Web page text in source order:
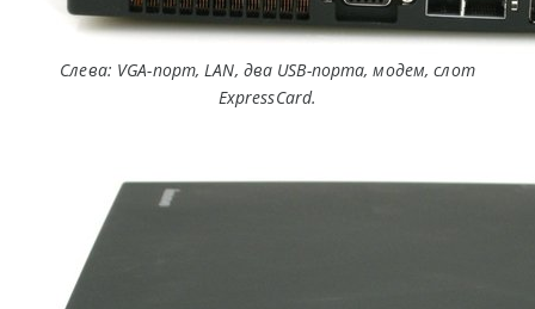
Слева: VGA-порт, LAN, два USB-порта, модем, слот
ExpressCard.